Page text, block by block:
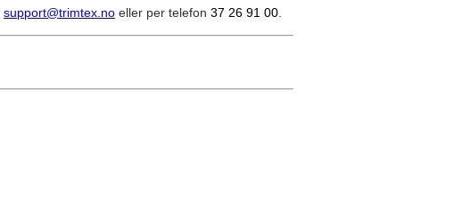
support@trimtex.no eller per telefon 37 26 91 00